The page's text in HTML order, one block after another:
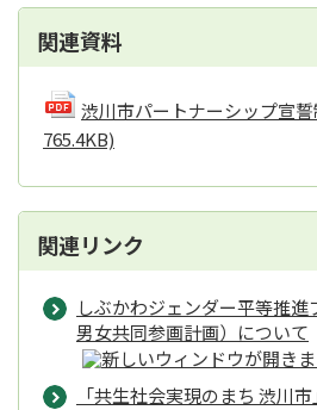
関連資料
渋川市パートナーシップ宣
765.4KB)
関連リンク
しぶかわジェンダー平等推
男女共同参画計画）について
「共生社会実現のまち 渋川市」